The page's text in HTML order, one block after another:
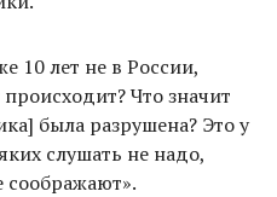
10 лет не в России,
Что значит
была разрушена? Это у
слушать не надо,
соображают».